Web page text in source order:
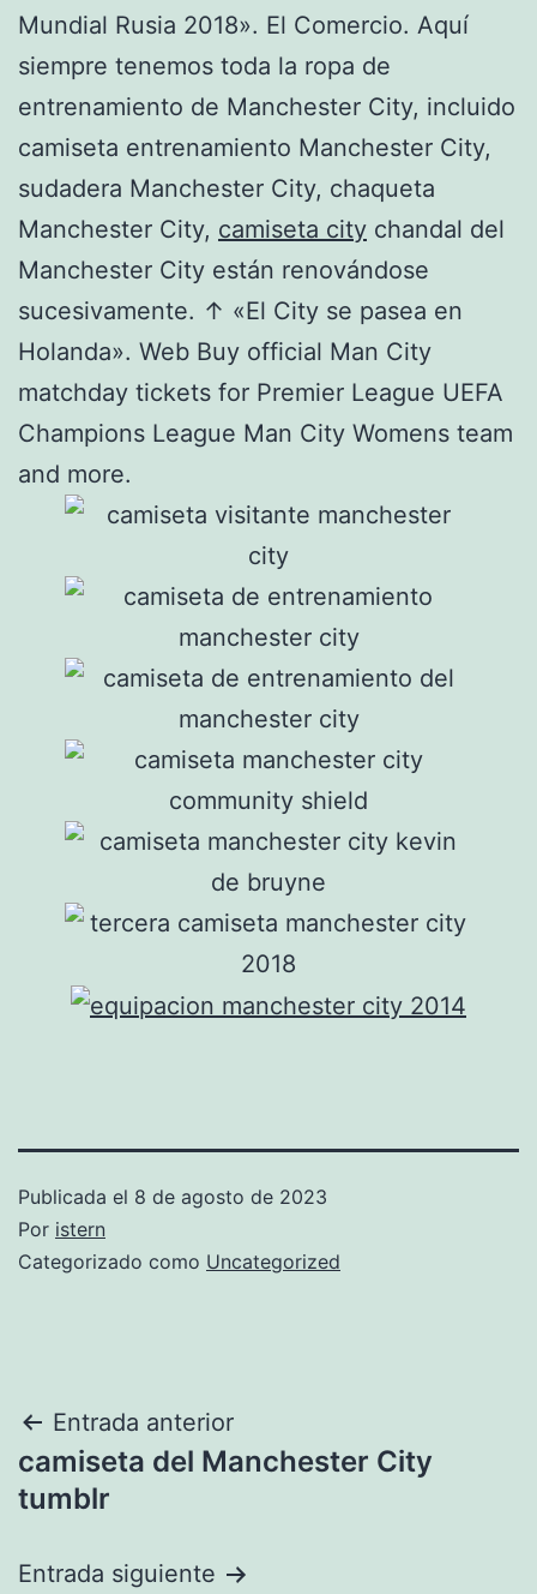
Mundial Rusia 2018». El Comercio. Aquí
siempre tenemos toda la ropa de
entrenamiento de Manchester City, incluido
camiseta entrenamiento Manchester City,
sudadera Manchester City, chaqueta
Manchester City, camiseta city chandal del
Manchester City están renovándose
sucesivamente. ↑ «El City se pasea en
Holanda». Web Buy official Man City
matchday tickets for Premier League UEFA
Champions League Man City Womens team
and more.
Publicada el 8 de agosto de 2023
Por istern
Categorizado como Uncategorized
Navegación
de
Entrada anterior
camiseta del Manchester City
tumblr
Entrada siguiente